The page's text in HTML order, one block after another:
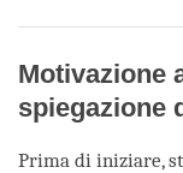
Motivazione
spiegazione
Prima di iniziare,